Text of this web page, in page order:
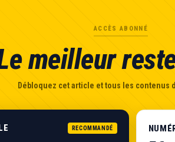
ACCÈS ABONNÉ
meilleur
Débloquez cet article et tous les contenus
RECOMMANDÉ